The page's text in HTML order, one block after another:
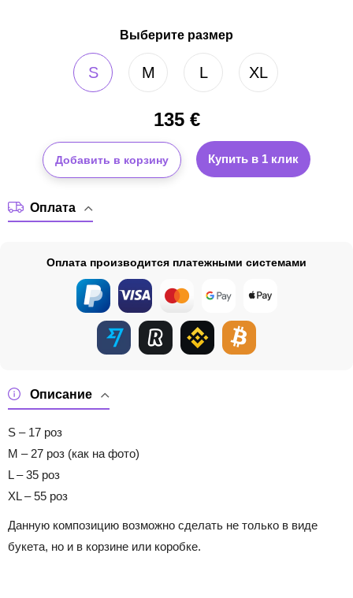
Выберите размер
S M L XL
135€
Добавить в корзину Купить в 1 клик
Описание
S – 17 роз
M – 27 роз (как на фото)
L – 35 роз
XL – 55 роз
Данную композицию возможно сделать не только в виде
букета, но и в корзине или коробке.
Оплата
Оплата производится платежными системами